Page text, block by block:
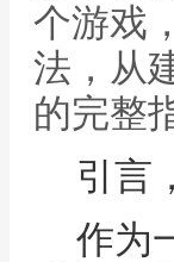
个游戏
法，从
的完整
引言
作为